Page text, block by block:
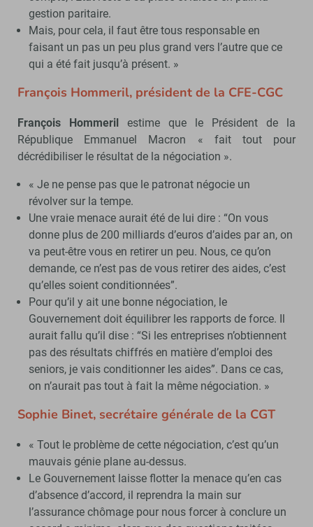
gestion paritaire.
Mais, pour cela, il faut être tous responsable en
faisant un pas un peu plus grand vers l’autre que ce
qui a été fait jusqu’à présent. »
François Hommeril, président de la CFE-CGC
François Hommeril estime que le Président de la
République Emmanuel Macron « fait tout pour
décrédibiliser le résultat de la négociation ».
« Je ne pense pas que le patronat négocie un
révolver sur la tempe.
Une vraie menace aurait été de lui dire : “On vous
donne plus de 200 milliards d’euros d’aides par an, on
va peut-être vous en retirer un peu. Nous, ce qu’on
demande, ce n’est pas de vous retirer des aides, c’est
qu’elles soient conditionnées”.
Pour qu’il y ait une bonne négociation, le
Gouvernement doit équilibrer les rapports de force. Il
aurait fallu qu’il dise : “Si les entreprises n’obtiennent
pas des résultats chiffrés en matière d’emploi des
seniors, je vais conditionner les aides”. Dans ce cas,
on n’aurait pas tout à fait la même négociation. »
Sophie Binet, secrétaire générale de la CGT
« Tout le problème de cette négociation, c’est qu’un
mauvais génie plane au-dessus.
Le Gouvernement laisse flotter la menace qu’en cas
d’absence d’accord, il reprendra la main sur
l’assurance chômage pour nous forcer à conclure un